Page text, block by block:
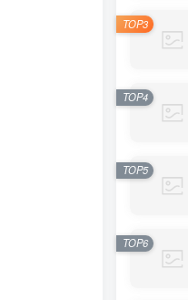
TOP3
TOP4
TOP5
TOP6